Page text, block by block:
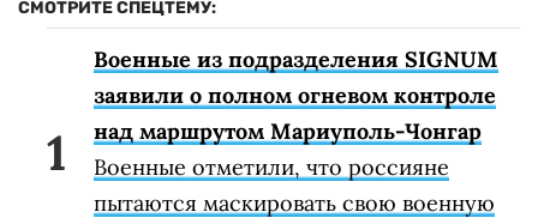
СМОТРИТЕ СПЕЦТЕМУ:
Военные из подразделения SIGNUM
заявили о полном огневом контроле
над маршрутом Мариуполь-Чонгар
Военные отметили, что россияне
пытаются маскировать свою военную